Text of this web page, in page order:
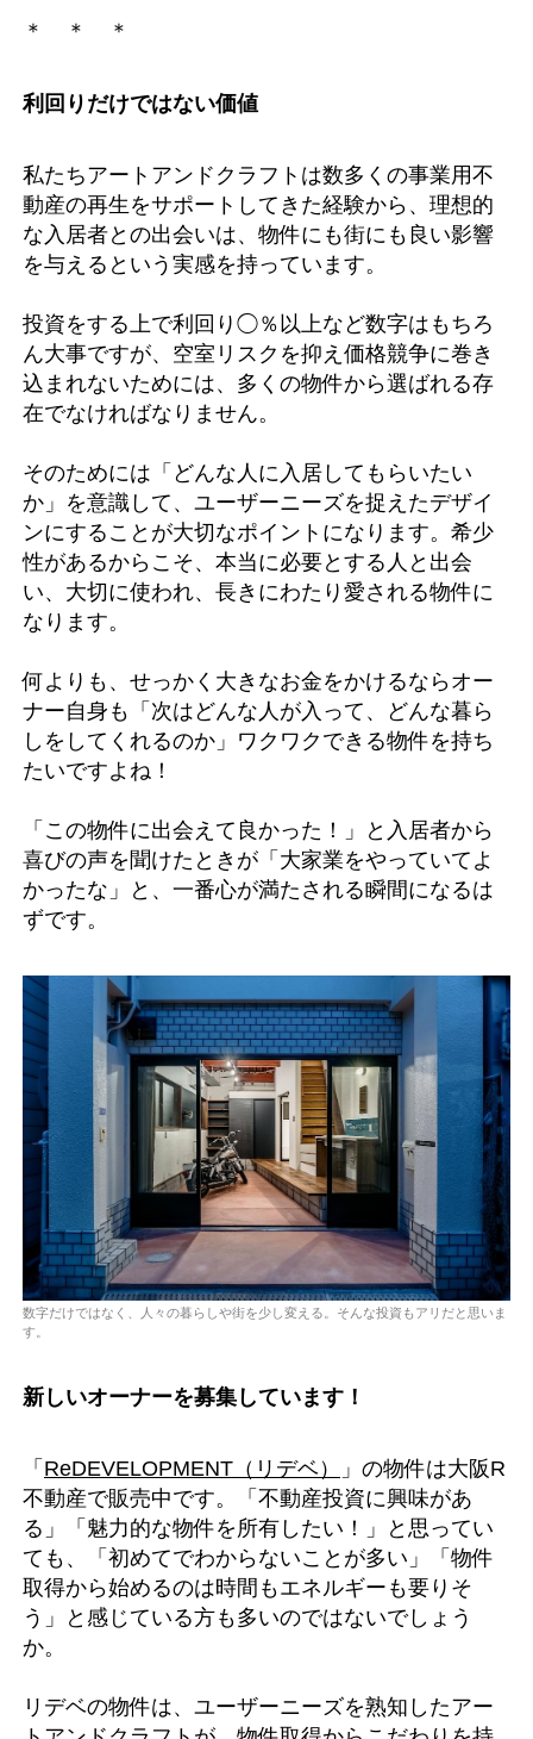
＊ ＊ ＊
利回りだけではない価値
私たちアートアンドクラフトは数多くの事業用不
動産の再生をサポートしてきた経験から、理想的
な入居者との出会いは、物件にも街にも良い影響
を与えるという実感を持っています。
投資をする上で利回り◯％以上など数字はもちろ
ん大事ですが、空室リスクを抑え価格競争に巻き
込まれないためには、多くの物件から選ばれる存
在でなければなりません。
そのためには「どんな人に入居してもらいたい
か」を意識して、ユーザーニーズを捉えたデザイ
ンにすることが大切なポイントになります。希少
性があるからこそ、本当に必要とする人と出会
い、大切に使われ、長きにわたり愛される物件に
なります。
何よりも、せっかく大きなお金をかけるならオー
ナー自身も「次はどんな人が入って、どんな暮ら
しをしてくれるのか」ワクワクできる物件を持ち
たいですよね！
「この物件に出会えて良かった！」と入居者から
喜びの声を聞けたときが「大家業をやっていてよ
かったな」と、一番心が満たされる瞬間になるは
ずです。
数字だけではなく、人々の暮らしや街を少し変える。そんな投資もアリだと思いま
す。
新しいオーナーを募集しています！
「 ReDEVELOPMENT（リデベ）
」の物件は大阪R
不動産で販売中です。「不動産投資に興味があ
る」「魅力的な物件を所有したい！」と思ってい
ても、「初めてでわからないことが多い」「物件
取得から始めるのは時間もエネルギーも要りそ
う」と感じている方も多いのではないでしょう
か。
リデベの物件は、ユーザーニーズを熟知したアー